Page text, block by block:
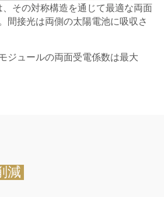
その対称構造を通じて最適な両面
間接光は両側の太陽電池に吸収さ
ジュールの両面受電係数は最大
減